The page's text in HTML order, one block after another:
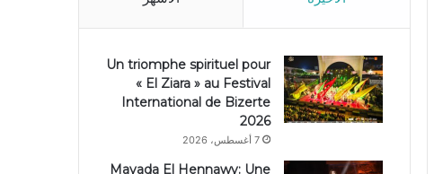
Un triomphe spirituel pour
« El Ziara » au Festival
International de Bizerte
2026
7 أغسطس، 2026
Mayada El Hennawy: Une